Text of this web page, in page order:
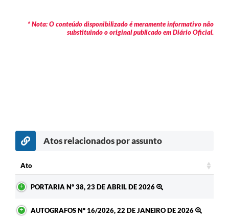
* Nota: O conteúdo disponibilizado é meramente informativo não
substituindo o original publicado em Diário Oficial.
Atos relacionados por assunto
Ato
PORTARIA Nº 38, 23 DE ABRIL DE 2026
AUTOGRAFOS Nº 16/2026, 22 DE JANEIRO DE 2026